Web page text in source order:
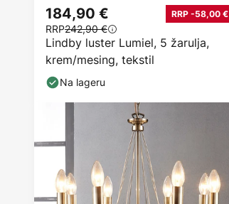
Lindby luster Lumiel, 5 žarulja,
krem/mesing, tekstil
184,90 € RRP -58,00 €
RRP242,90 €
Na lageru